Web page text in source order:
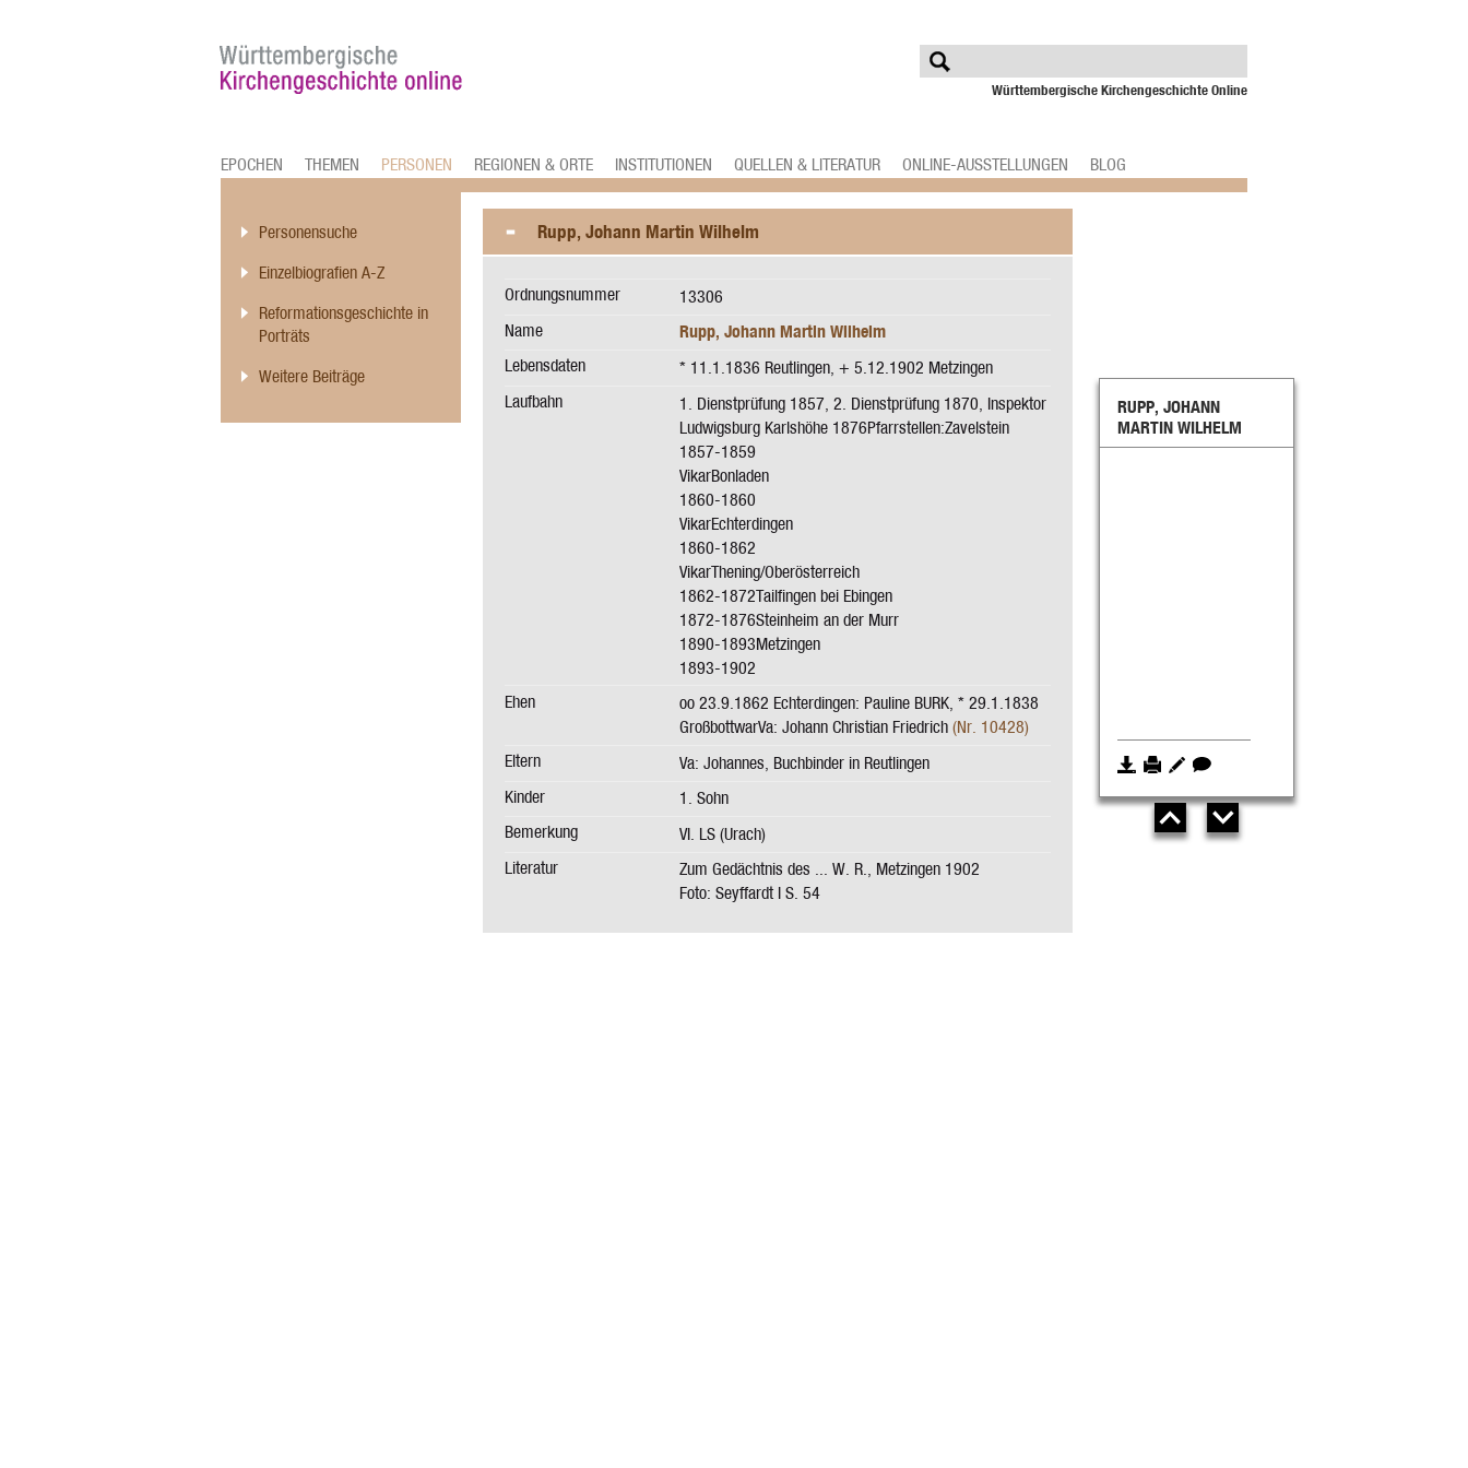
EPOCHEN THEMEN PERSONEN REGIONEN & ORTE INSTITUTIONEN QUELLEN & LITERATUR ONLINE-AUSSTELLUNGEN BLOG
Württembergische Kirchengeschichte Online
Personensuche
Einzelbiografien A-Z
Reformationsgeschichte in
Porträts
Weitere Beiträge
RUPP, JOHANN
MARTIN WILHELM
Rupp, Johann Martin Wilhelm
Ordnungsnummer
13306
Name
Rupp, Johann Martin Wilhelm
Lebensdaten
* 11.1.1836 Reutlingen, + 5.12.1902 Metzingen
Laufbahn
1. Dienstprüfung 1857, 2. Dienstprüfung 1870, Inspektor
Ludwigsburg Karlshöhe 1876Pfarrstellen:Zavelstein
1857-1859
VikarBonladen
1860-1860
VikarEchterdingen
1860-1862
VikarThening/Oberösterreich
1862-1872Tailfingen bei Ebingen
1872-1876Steinheim an der Murr
1890-1893Metzingen
1893-1902
Ehen
oo 23.9.1862 Echterdingen: Pauline BURK, * 29.1.1838
GroßbottwarVa: Johann Christian Friedrich (Nr. 10428)
Eltern
Va: Johannes, Buchbinder in Reutlingen
Kinder
1. Sohn
Bemerkung
VI. LS (Urach)
Literatur
Zum Gedächtnis des ... W. R., Metzingen 1902
Foto: Seyffardt I S. 54